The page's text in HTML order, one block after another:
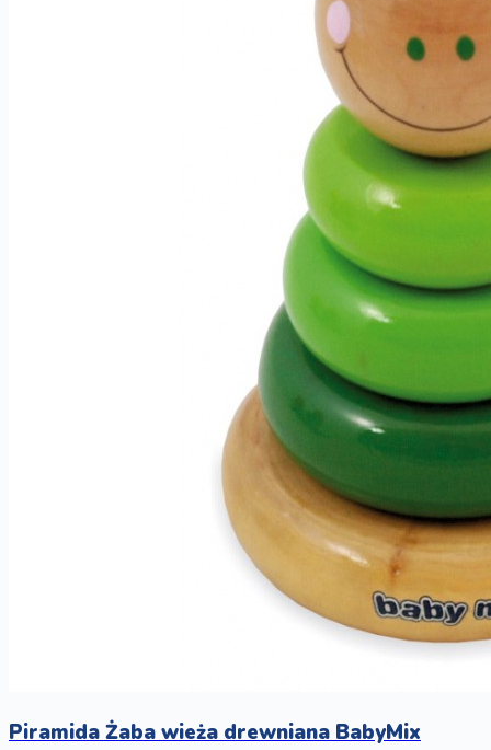
Piramida Żaba wieża drewniana BabyMix